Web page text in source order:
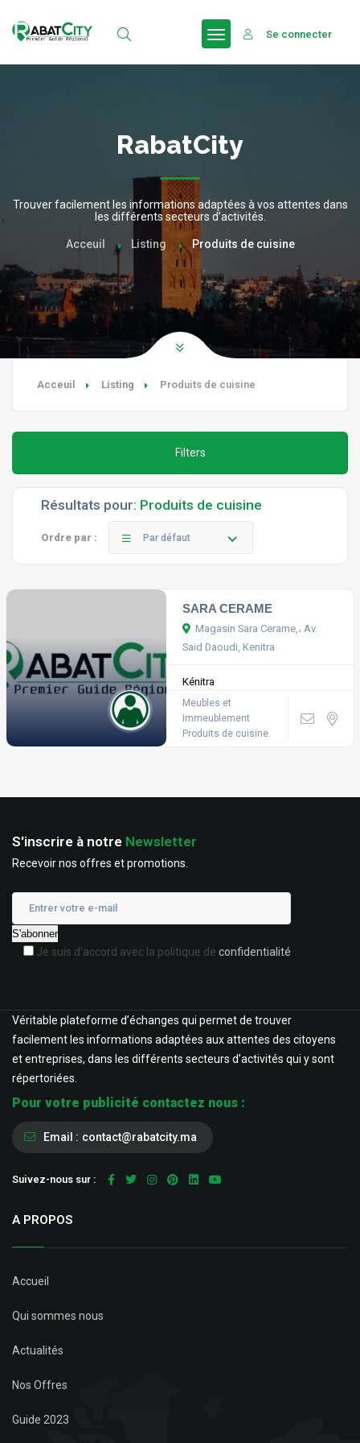
Se connecter
RabatCity
Trouver facilement les informations adaptées à vos attentes dans
les différents secteurs d’activités.
Acceuil Listing Produits de cuisine
Acceuil Listing Produits de cuisine
Filters
Résultats pour: Produits de cuisine
Ordre par : Par défaut
SARA CERAME
Magasin Sara Cerame,، Av.
Said Daoudi, Kenitra
Kénitra
Meubles et
Immeublement
Produits de cuisine
S'inscrire à notre Newsletter
Recevoir nos offres et promotions.
Je suis d'accord avec la politique de confidentialité
Véritable plateforme d’échanges qui permet de trouver
facilement les informations adaptées aux attentes des citoyens
et entreprises, dans les différents secteurs d’activités qui y sont
répertoriées.
Pour votre publicité contactez nous :
Email : contact@rabatcity.ma
Suivez-nous sur :
A PROPOS
Accueil
Qui sommes nous
Actualités
Nos Offres
Guide 2023